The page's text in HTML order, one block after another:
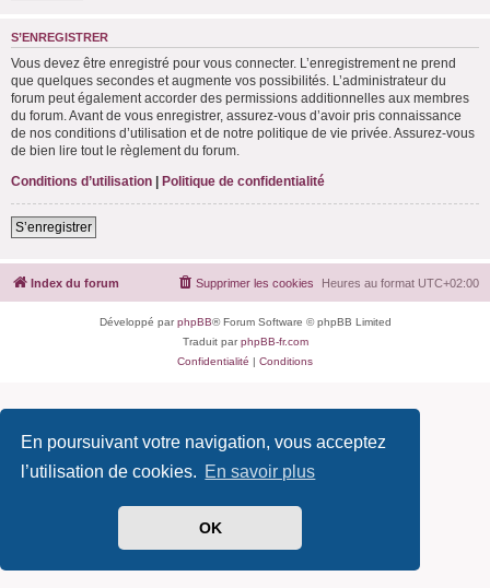
En poursuivant votre navigation, vous acceptez
l’utilisation de cookies. En savoir plus
OK
S’ENREGISTRER
Vous devez être enregistré pour vous connecter. L’enregistrement ne prend
que quelques secondes et augmente vos possibilités. L’administrateur du
forum peut également accorder des permissions additionnelles aux membres
du forum. Avant de vous enregistrer, assurez-vous d’avoir pris connaissance
de nos conditions d’utilisation et de notre politique de vie privée. Assurez-vous
de bien lire tout le règlement du forum.
Conditions d’utilisation | Politique de confidentialité
S’enregistrer
Index du forum Heures au format UTC+02:00
Supprimer les cookies
Développé parphpBB® Forum Software © phpBB Limited
Traduit parphpBB-fr.com
Confidentialité | Conditions